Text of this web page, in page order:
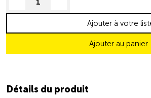
decrease quantity
Ajouter au panier
Ajouter à votre
Détails du produit